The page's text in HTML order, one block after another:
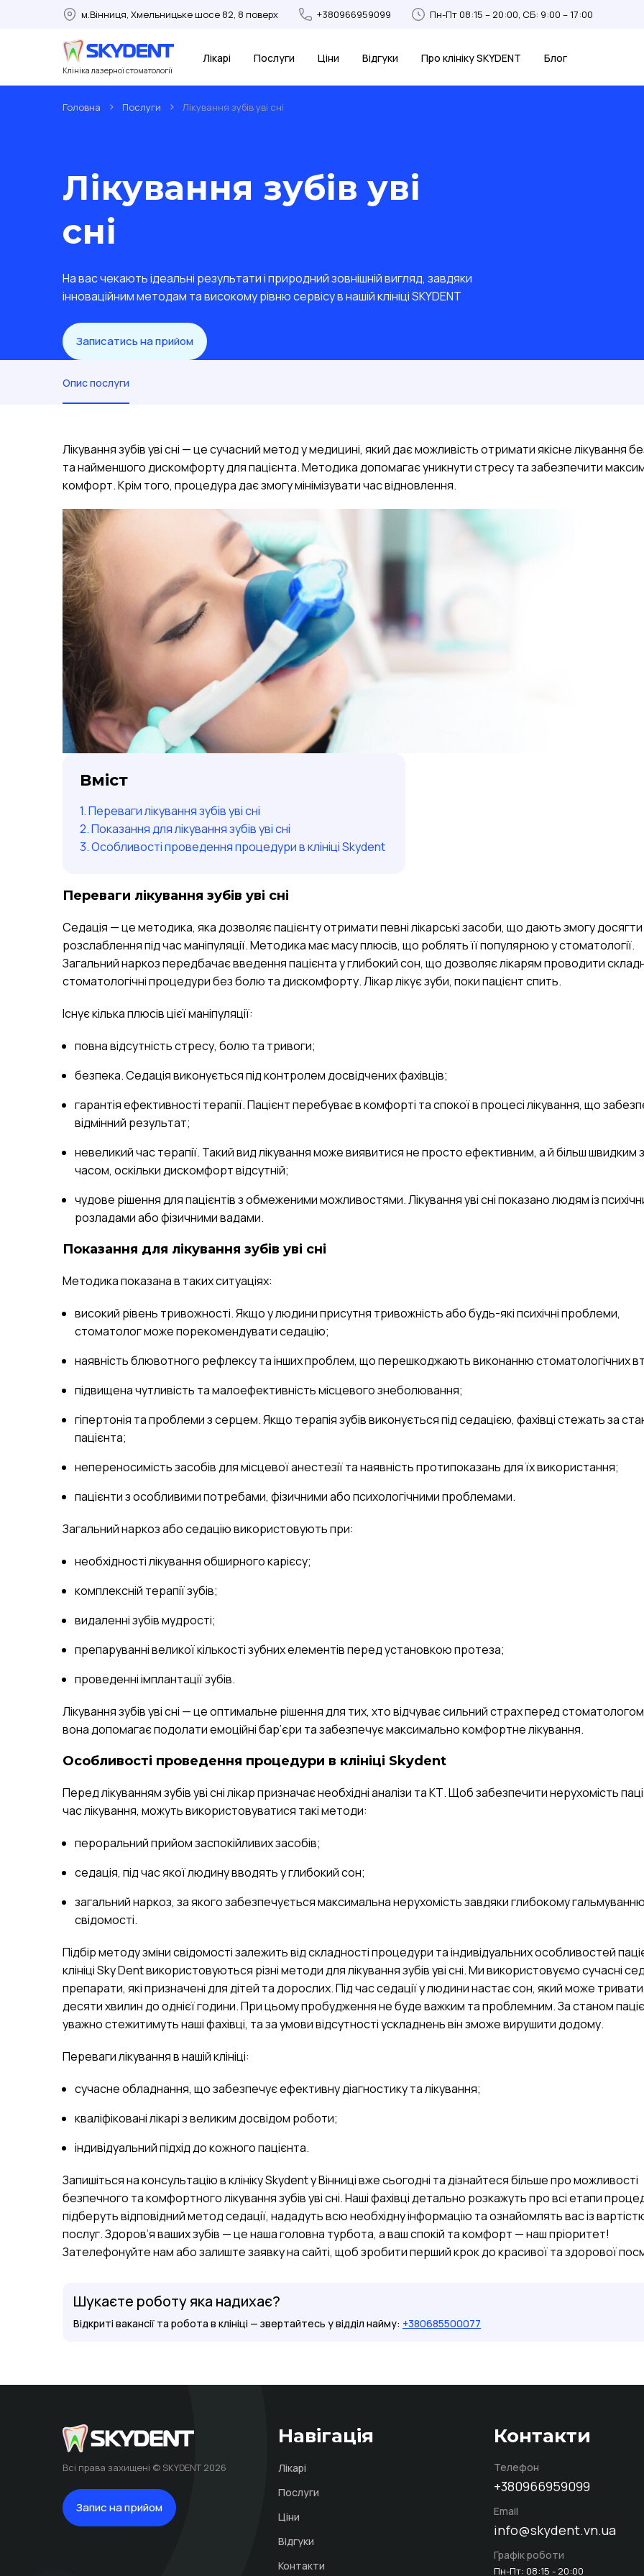
м.Вінниця, Хмельницьке шосе 82, 8 поверх +380966959099 Пн-Пт 08:15 – 20:00, СБ: 9:00 – 17:00
Клініка лазерної стоматології
Лікарі Послуги Ціни Відгуки Про клініку SKYDENT Блог
Головна > Послуги > Лікування зубів уві сні
Лікування зубів уві
сні
На вас чекають ідеальні результати і природний зовнішній вигляд, завдяки
інноваційним методам та високому рівню сервісу в нашій клініці SKYDENT
Записатись на прийом
Опис послуги
Лікування зубів уві сні — це сучасний метод у медицині, який дає можливість отримати якісне лікування
та найменшого дискомфорту для пацієнта. Методика допомагає уникнути стресу та забезпечити
комфорт. Крім того, процедура дає змогу мінімізувати час відновлення.
Вміст
Переваги лікування зубів уві сні
Показання для лікування зубів уві сні
Особливості проведення процедури в клініці Skydent
Переваги лікування зубів уві сні
Седація — це методика, яка дозволяє пацієнту отримати певні лікарські засоби, що дають змогу досягти
розслаблення під час маніпуляції. Методика має масу плюсів, що роблять її популярною у стоматології.
Загальний наркоз передбачає введення пацієнта у глибокий сон, що дозволяє лікарям проводити
стоматологічні процедури без болю та дискомфорту. Лікар лікує зуби, поки пацієнт спить.
Існує кілька плюсів цієї маніпуляції:
повна відсутність стресу, болю та тривоги;
безпека. Седація виконується під контролем досвідчених фахівців;
гарантія ефективності терапії. Пацієнт перебуває в комфорті та спокої в процесі лікування, що
відмінний результат;
невеликий час терапії. Такий вид лікування може виявитися не просто ефективним, а й більш швидким
часом, оскільки дискомфорт відсутній;
чудове рішення для пацієнтів з обмеженими можливостями. Лікування уві сні показано людям із
розладами або фізичними вадами.
Показання для лікування зубів уві сні
Методика показана в таких ситуаціях:
високий рівень тривожності. Якщо у людини присутня тривожність або будь-які психічні проблеми,
стоматолог може порекомендувати седацію;
наявність блювотного рефлексу та інших проблем, що перешкоджають виконанню стоматологічних
підвищена чутливість та малоефективність місцевого знеболювання;
гіпертонія та проблеми з серцем. Якщо терапія зубів виконується під седацією, фахівці стежать за
пацієнта;
непереносимість засобів для місцевої анестезії та наявність протипоказань для їх використання;
пацієнти з особливими потребами, фізичними або психологічними проблемами.
Загальний наркоз або седацію використовують при:
необхідності лікування обширного карієсу;
комплексній терапії зубів;
видаленні зубів мудрості;
препаруванні великої кількості зубних елементів перед установкою протеза;
проведенні імплантації зубів.
Лікування зубів уві сні — це оптимальне рішення для тих, хто відчуває сильний страх перед
вона допомагає подолати емоційні бар’єри та забезпечує максимально комфортне лікування.
Особливості проведення процедури в клініці Skydent
Перед лікуванням зубів уві сні лікар призначає необхідні аналізи та КТ. Щоб забезпечити нерухомість
час лікування, можуть використовуватися такі методи:
пероральний прийом заспокійливих засобів;
седація, під час якої людину вводять у глибокий сон;
загальний наркоз, за якого забезпечується максимальна нерухомість завдяки глибокому гальмуванню
свідомості.
Підбір методу зміни свідомості залежить від складності процедури та індивідуальних особливостей
клініці Sky Dent використовуються різні методи для лікування зубів уві сні. Ми використовуємо сучасні
препарати, які призначені для дітей та дорослих. Під час седації у людини настає сон, який може тривати
десяти хвилин до однієї години. При цьому пробудження не буде важким та проблемним. За станом
уважно стежитимуть наші фахівці, та за умови відсутності ускладнень він зможе вирушити додому.
Переваги лікування в нашій клініці:
сучасне обладнання, що забезпечує ефективну діагностику та лікування;
кваліфіковані лікарі з великим досвідом роботи;
індивідуальний підхід до кожного пацієнта.
Запишіться на консультацію в клініку Skydent у Вінниці вже сьогодні та дізнайтеся більше про можливості
безпечного та комфортного лікування зубів уві сні. Наші фахівці детально розкажуть про всі етапи
підберуть відповідний метод седації, нададуть всю необхідну інформацію та ознайомлять вас із
послуг. Здоров’я ваших зубів — це наша головна турбота, а ваш спокій та комфорт — наш пріоритет!
Зателефонуйте нам або залиште заявку на сайті, щоб зробити перший крок до красивої та здорової
Шукаєте роботу яка надихає?
Відкриті вакансії та робота в клініці — звертайтесь у відділ найму: +380685500077
Всі права захищені © SKYDENT 2026
Запис на прийом
Навігація
Лікарі
Послуги
Ціни
Відгуки
Контакти
Контакти
Телефон
+380966959099
Email
info@skydent.vn.ua
Графік роботи
Пн-Пт: 08:15 - 20:00